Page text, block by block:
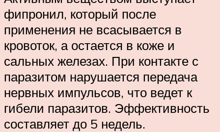
фипронил, который после
применения не всасывается в
кровоток, а остается в коже и
сальных железах. При контакте с
паразитом нарушается передача
нервных импульсов, что ведет к
гибели паразитов. Эффективность
составляет до 5 недель.